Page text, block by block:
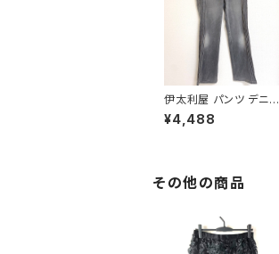
伊太利屋 パンツ デニム
グレー7サイズ 86996
9
¥4,488
その他の商品